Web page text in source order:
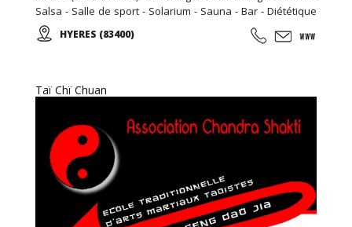
Salsa - Salle de sport - Solarium - Sauna - Bar - Diététique
N'hésitez pas à nous rendre visite, la première séance est
gratuite! Pour toute inscription, l'accès au sauna est offert
HYERES (83400)
Taï Chï Chuan